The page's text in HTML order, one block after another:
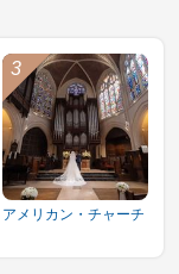
アメリカン・チャーチ